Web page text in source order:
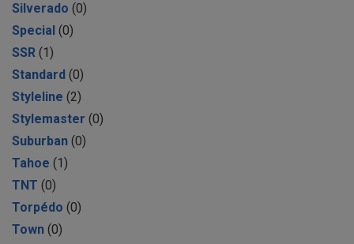
Silverado (0)
Special (0)
SSR (1)
Standard (0)
Styleline (2)
Stylemaster (0)
Suburban (0)
Tahoe (1)
TNT (0)
Torpédo (0)
Town (0)